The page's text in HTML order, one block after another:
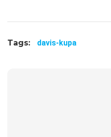
Tags: davis-kupa